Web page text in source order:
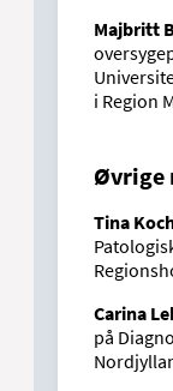
Majbritt
i Region
Øvrige
Tina
Carina
på